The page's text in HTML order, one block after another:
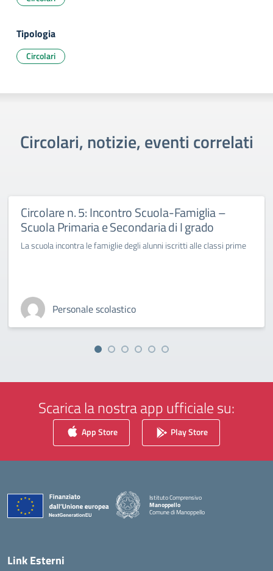
Tipologia
Circolari
Circolari, notizie, eventi correlati
Circolare n. 5: Incontro Scuola-Famiglia –
Scuola Primaria e Secondaria di I grado
La scuola incontra le famiglie degli alunni iscritti alle classi prime
Personale scolastico
Scarica la nostra app ufficiale su:
App Store Play Store
Istituto Comprensivo
Manoppello
Comune di Manoppello
— Visita la pagina iniziale della scuola
Link Esterni